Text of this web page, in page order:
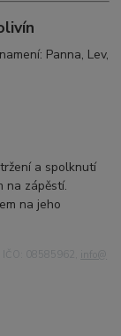
Panna, Lev,
a spolknutí
na zápěstí.
na jeho
IČO: 08585962,
info@